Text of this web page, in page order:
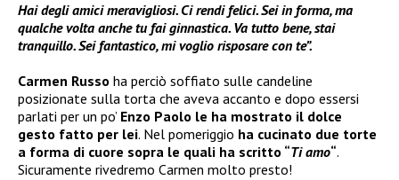
Hai degli amici meravigliosi. Ci rendi felici. Sei in forma, ma
qualche volta anche tu fai ginnastica. Va tutto bene, stai
tranquillo. Sei fantastico, mi voglio risposare con te”.
Carmen Russo ha perciò soffiato sulle candeline
posizionate sulla torta che aveva accanto e dopo essersi
parlati per un po’ Enzo Paolo le ha mostrato il dolce
gesto fatto per lei. Nel pomeriggio ha cucinato due torte
a forma di cuore sopra le quali ha scritto “Ti amo“.
Sicuramente rivedremo Carmen molto presto!